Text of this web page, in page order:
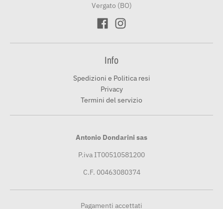
Vergato (BO)
Info
Spedizioni e Politica resi
Privacy
Termini del servizio
Antonio Dondarini sas
P.iva IT00510581200
C.F. 00463080374
Pagamenti accettati